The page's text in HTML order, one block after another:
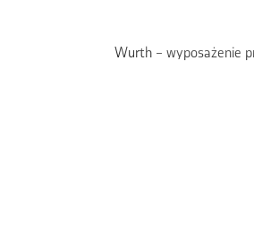
Wurth – wyposażenie